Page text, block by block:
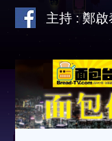
主持 : 鄭